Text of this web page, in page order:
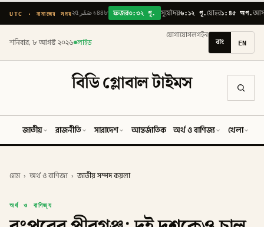
UTC · নামাজের সময় ২৫ صَفَر ১৪৪৮ ফজর৩:৩২ পূ. সূর্যোদয়৬:১২ পূ.যোহর১:৪৫ অপ.
শনিবার, ৮ আগস্ট ২০২৬ লাইভ
যোগাযোগলগইন
বাং EN
বিডি গ্লোবাল টাইমস
জাতীয় রাজনীতি সারাদেশ আন্তর্জাতিক অর্থ ও বাণিজ্য খেলা
হোম › অর্থ ও বাণিজ্য › জাতীয় সম্পদ কয়লা
অর্থ ও বাণিজ্য